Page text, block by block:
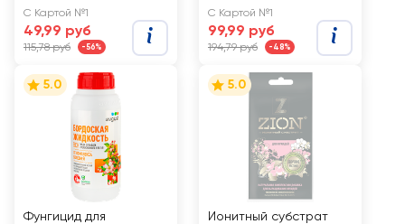
AVGUST Провотокс
С Картой №1
49,99 руб
115,78 руб -56%
ГРИН БЭЛТ
Агрозелин
С Картой №1
99,99 руб
194,79 руб -48%
5.0
Фунгицид для
5.0
Ионитный субстрат